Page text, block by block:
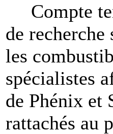
Compte
de recherche
les
spécialistes
de Phénix et
rattachés au